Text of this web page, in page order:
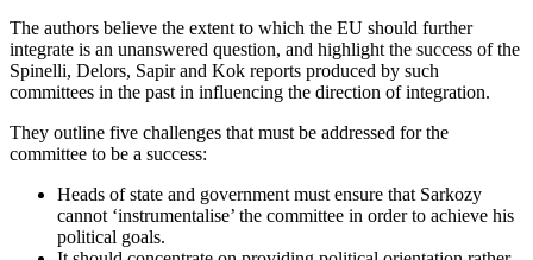
The authors believe the extent to which the EU should further
integrate is an unanswered question, and highlight the success of the
Spinelli, Delors, Sapir and Kok reports produced by such
committees in the past in influencing the direction of integration.
They outline five challenges that must be addressed for the
committee to be a success:
Heads of state and government must ensure that Sarkozy
cannot ‘instrumentalise’ the committee in order to achieve his
political goals.